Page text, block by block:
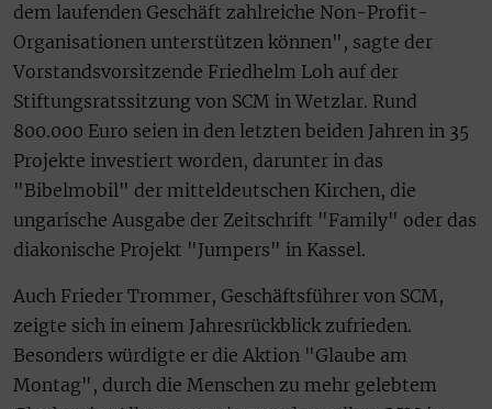
dem laufenden Geschäft zahlreiche Non-Profit-
Organisationen unterstützen können", sagte der
Vorstandsvorsitzende Friedhelm Loh auf der
Stiftungsratssitzung von SCM in Wetzlar. Rund
800.000 Euro seien in den letzten beiden Jahren in 35
Projekte investiert worden, darunter in das
"Bibelmobil" der mitteldeutschen Kirchen, die
ungarische Ausgabe der Zeitschrift "Family" oder das
diakonische Projekt "Jumpers" in Kassel.
Auch Frieder Trommer, Geschäftsführer von SCM,
zeigte sich in einem Jahresrückblick zufrieden.
Besonders würdigte er die Aktion "Glaube am
Montag", durch die Menschen zu mehr gelebtem